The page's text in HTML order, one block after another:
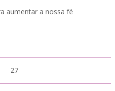
aumentar a nossa fé
27